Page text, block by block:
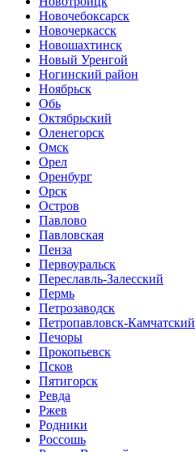
Новочебоксарск
Новочеркасск
Новошахтинск
Новый Уренгой
Ногинский район
Ноябрьск
Обь
Октябрьский
Оленегорск
Омск
Орел
Оренбург
Орск
Остров
Павлово
Павловская
Пенза
Первоуральск
Переславль-Залесский
Пермь
Петрозаводск
Петропавловск-Камчатский
Печоры
Прокопьевск
Псков
Пятигорск
Ревда
Ржев
Родники
Россошь